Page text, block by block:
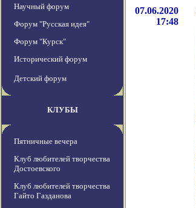
Научный форум
Форум "Русская идея"
Форум "Курск"
Исторический форум
Детский форум
КЛУБЫ
Пятничные вечера
Клуб любителей творчества
Достоевского
Клуб любителей творчества
Гайто Газданова
07.06.2020
17:48